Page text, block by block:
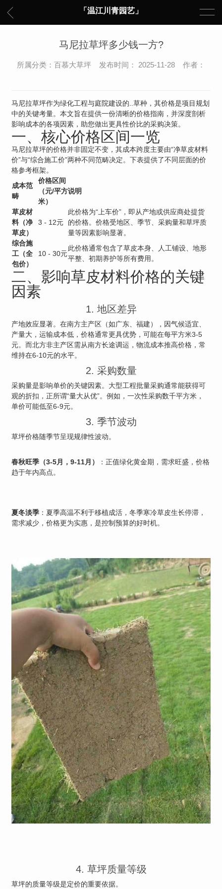
「温江川青园艺」
马尼拉草坪多少钱一方?
所属分类：百慕大草坪 发布时间： 2025-11-28 作者：
马尼拉草坪作为绿化工程与庭院建设的..草种，其价格是项目规划
中的关键考量。本文旨在提供一份清晰的价格指南，并深度剖析
影响成本的各项因素，助您做出更具性价比的采购决策。
一、核心价格区间一览
马尼拉草坪的价格并非固定不变，其成本跨度主要由“净草皮材料
价”与“综合施工价”两种不同范畴决定。下表提供了不同层面的价
格参考框架。
成本范
畴
价格区间
（元/平方
米）
说明
草皮材
料（净
草皮）
3 - 12元
此价格为“上车价”，即从产地或供应商处提货
的价格。价格受地区、季节、采购量和草坪质
量等因素影响显著。
综合施
工（全
包价）
10 - 30元
此价格通常包含了草皮本身、人工铺设、地形
平整、初期养护等所有费用。
二、影响草皮材料价格的关键
因素
1. 地区差异
产地效应显著。在南方主产区（如广东、福建），因气候适宜、
产量大，运输成本低，价格通常更具优势，可能在每平方米3-5
元。而北方非主产区需从南方长途调运，物流成本推高价格，常
维持在6-10元的水平。
2. 采购数量
采购量是影响单价的关键因素。大型工程批量采购通常能获得可
观的折扣，正所谓“量大从优”。例如，一次性采购数千平方米，
单价可能低至6-9元。
3. 季节波动
草坪价格随季节呈现规律性波动。
春秋旺季（3-5月，9-11月）
：正值绿化黄金期，需求旺盛，价格
趋于年内高点。
夏冬淡季 ：夏季高温不利于移植成活，冬季寒冷草皮生长停滞，
需求减少，价格更为实惠，是控制预算的好时机。
4. 草坪质量等级
草坪的质量等级是定价的重要依据。